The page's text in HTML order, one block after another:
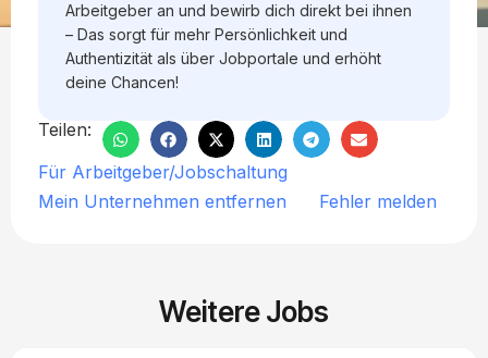
Arbeitgeber an und bewirb dich direkt bei ihnen
– Das sorgt für mehr Persönlichkeit und
Authentizität als über Jobportale und erhöht
deine Chancen!
Teilen:
Für Arbeitgeber/Jobschaltung
Mein Unternehmen entfernen
Fehler melden
Weitere Jobs